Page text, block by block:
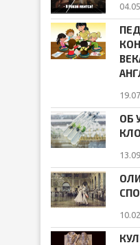
ОБ